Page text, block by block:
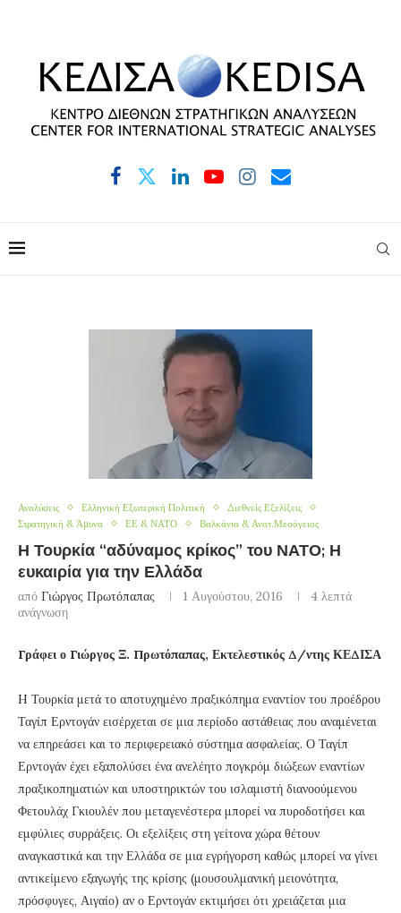
Αναλύσεις Ελληνική Εξωτερική Πολιτική
Διεθνείς Εξελίξεις
Στρατηγική & Άμυνα
ΕΕ & ΝΑΤΟ Βαλκάνια & Ανατ.Μεσόγειος
Η Τουρκία “αδύναμος κρίκος” του ΝΑΤΟ; Η
ευκαιρία για την Ελλάδα
από Γιώργος Πρωτόπαπας 1 Αυγούστου, 2016
4 λεπτά
ανάγνωση
Γράφει ο Γιώργος Ξ. Πρωτόπαπας, Εκτελεστικός Δ/ντης ΚΕΔΙΣΑ
H Τουρκία μετά το αποτυχημένο πραξικόπημα εναντίον του προέδρου
Ταγίπ Ερντογάν εισέρχεται σε μια περίοδο αστάθειας που αναμένεται
να επηρεάσει και το περιφερειακό σύστημα ασφαλείας. Ο Ταγίπ
Ερντογάν έχει εξαπολύσει ένα ανελέητο πογκρόμ διώξεων εναντίων
πραξικοπηματιών και υποστηρικτών του ισλαμιστή διανοούμενου
Φετουλάχ Γκιουλέν που μεταγενέστερα μπορεί να πυροδοτήσει και
εμφύλιες συρράξεις. Οι εξελίξεις στη γείτονα χώρα θέτουν
αναγκαστικά και την Ελλάδα σε μια εγρήγορση καθώς μπορεί να γίνει
αντικείμενο εξαγωγής της κρίσης (μουσουλμανική μειονότητα,
πρόσφυγες, Αιγαίο) αν ο Ερντογάν εκτιμήσει ότι χρειάζεται μια